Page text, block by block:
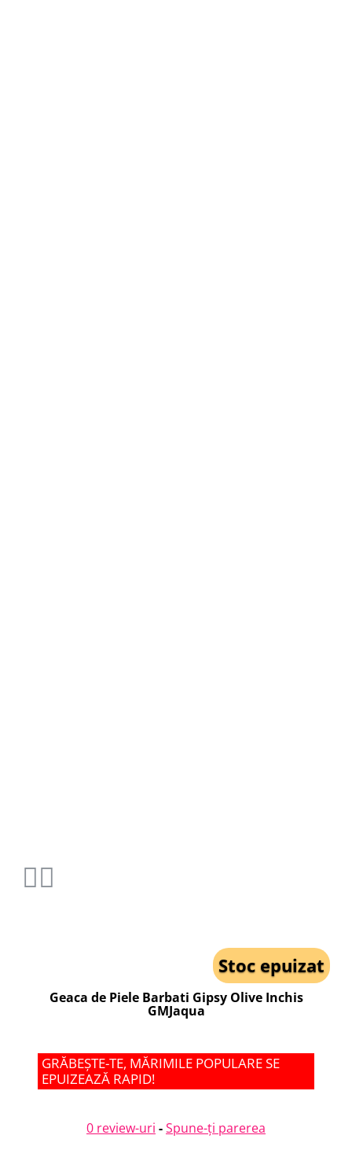
Stoc epuizat
Geaca de Piele Barbati Gipsy Olive Inchis
GMJaqua
GRĂBEȘTE-TE, MĂRIMILE POPULARE SE
EPUIZEAZĂ RAPID!
0 review-uri -Spune-ţi parerea